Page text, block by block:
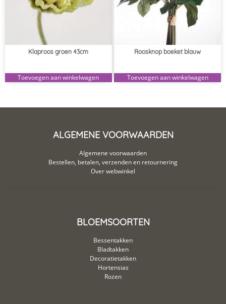
Klaproos groen 43cm
Toevoegen aan winkelwagen
Roosknop boeket blauw
Toevoegen aan winkelwagen
ALGEMENE VOORWAARDEN
Algemene voorwaarden
Bestellen, betalen, verzenden en retournering
Over webwinkel
BLOEMSOORTEN
Bessentakken
Bladtakken
Decoratietakken
Hortensias
Rozen